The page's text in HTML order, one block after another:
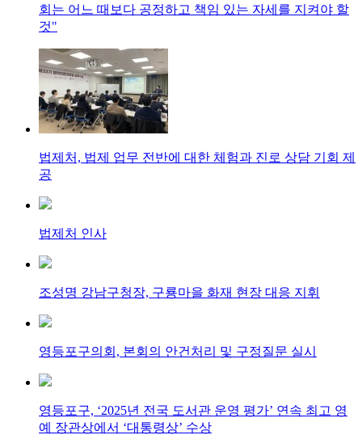
회는 어느 때보다 공정하고 책임 있는 자세를 지켜야 할
것"
법제처, 법제 업무 전반에 대한 체험과 진로 상담 기회 제
공
법제처 인사
조성명 강남구청장, 구룡마을 화재 현장 대응 지휘
영등포구의회, 본회의 안건처리 및 구정질문 실시
영등포구, ‘2025년 전국 도서관 운영 평가’ 연속 최고 영
예 장관상에서 ‘대통령상’ 수상